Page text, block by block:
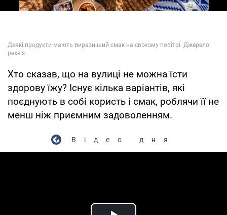
Хто сказав, що на вулиці не можна їсти
здорову їжу? Існує кілька варіантів, які
поєднують в собі користь і смак, роблячи її не
менш ніж приємним задоволенням.
Відео дня